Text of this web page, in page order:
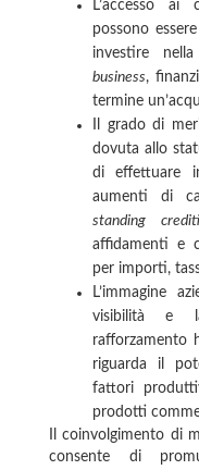
L’accesso ai
possono
investire
business,
termine
Il grado di
dovuta allo
di effettuare
aumenti di
standing
affidamenti e
per importi,
L’immagine
visibilità e
rafforzamento
riguarda il
fattori
prodotti
Il coinvolgimento di
consente di